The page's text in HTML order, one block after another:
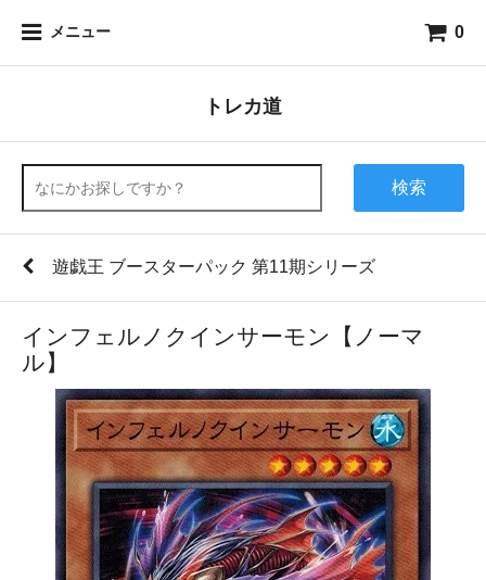
メニュー 0
トレカ道
検索
遊戯王 ブースターパック 第11期シリーズ
インフェルノクインサーモン【ノーマ
ル】